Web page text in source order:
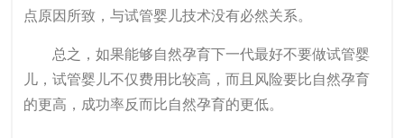
点原因所致，与试管婴儿技术没有必然关系。
总之，如果能够自然孕育下一代最好不要做试管婴
儿，试管婴儿不仅费用比较高，而且风险要比自然孕育
的更高，成功率反而比自然孕育的更低。